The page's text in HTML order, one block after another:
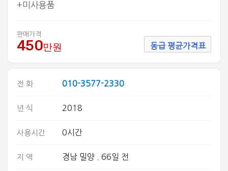
+미사용품
판매가격
450만원 동급 평균가격표
전 화 010-3577-2330
년 식 2018
사용시간 0시간
지 역 경남 밀양 . 66일 전